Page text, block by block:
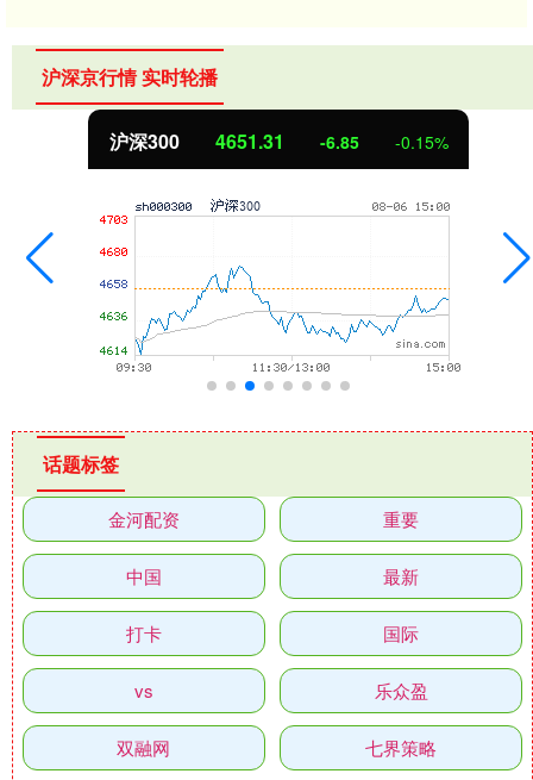
沪深京行情 实时轮播
沪深300 4651.31 -6.85 -0.15%
话题标签
金河配资 重要
中国 最新
打卡 国际
vs 乐众盈
双融网 七界策略